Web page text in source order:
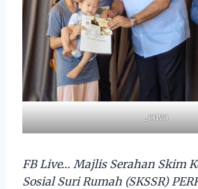
_cuva
FB Live… Majlis Serahan Skim
Sosial Suri Rumah (SKSSR)